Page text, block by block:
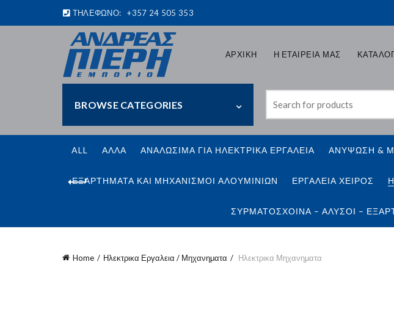
ΤΗΛΕΦΩΝΟ: +357 24 505 353
ΑΡΧΙΚΗ Η ΕΤΑΙΡΕΙΑ ΜΑΣ
BROWSE CATEGORIES
for:
ALL ΑΛΛΑ ΑΝΑΛΩΣΙΜΑ ΓΙΑ ΗΛΕΚΤΡΙΚΑ ΕΡΓΑΛΕΙΑ ΑΝΥΨΩΣΗ &
ΕΞΑΡΤΗΜΑΤΑ ΚΑΙ ΜΗΧΑΝΙΣΜΟΙ ΑΛΟΥΜΙΝΙΩΝ ΕΡΓΑΛΕΙΑ ΧΕΙΡΟΣ
ΣΥΡΜΑΤΟΣΧΟΙΝΑ – ΑΛΥΣΟΙ –
Home Ηλεκτρικα Εργαλεια / Μηχανηματα Ηλεκτρικα Μηχανηματα